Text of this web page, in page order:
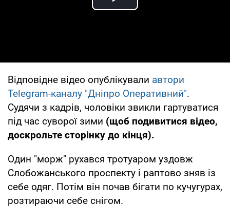
Play Video
Відповідне відео опублікували автори
Telegram-каналу "Дніпро Оперативний".
Судячи з кадрів, чоловіки звикли гартуватися
під час суворої зими (щоб подивитися відео,
доскрольте сторінку до кінця).
Один "морж" рухався тротуаром уздовж
Слобожанського проспекту і раптово зняв із
себе одяг. Потім він почав бігати по кучугурах,
розтираючи себе снігом.